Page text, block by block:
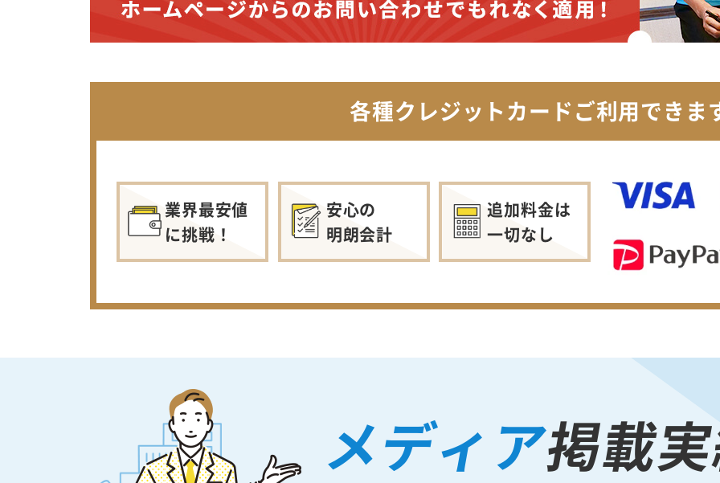
各種クレジットカードご利用できま
業界最安値
に挑戦！
安心の
明朗会計
追加料金は
一切なし
メディア掲載